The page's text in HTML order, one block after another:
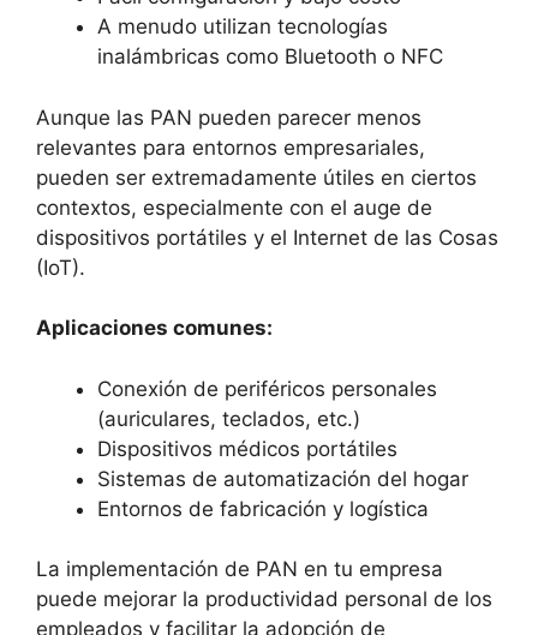
A menudo utilizan tecnologías
inalámbricas como Bluetooth o NFC
Aunque las PAN pueden parecer menos
relevantes para entornos empresariales,
pueden ser extremadamente útiles en ciertos
contextos, especialmente con el auge de
dispositivos portátiles y el Internet de las Cosas
(IoT).
Aplicaciones comunes:
Conexión de periféricos personales
(auriculares, teclados, etc.)
Dispositivos médicos portátiles
Sistemas de automatización del hogar
Entornos de fabricación y logística
La implementación de PAN en tu empresa
puede mejorar la productividad personal de los
empleados y facilitar la adopción de